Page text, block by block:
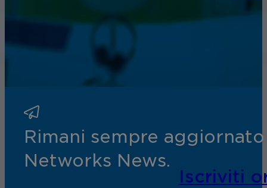
Rimani sempre
Networks News.
Iscriviti